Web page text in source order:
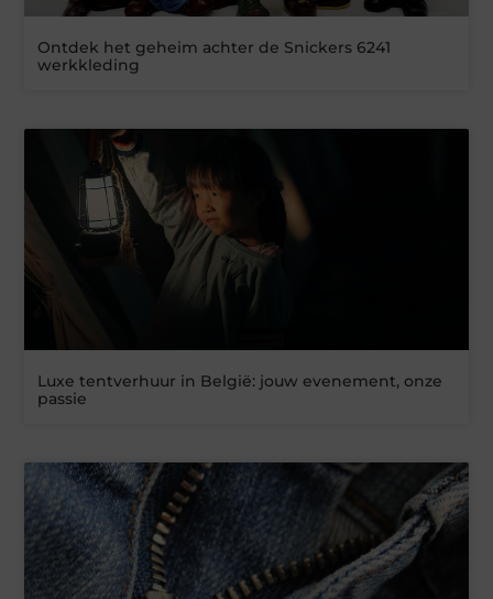
Ontdek het geheim achter de Snickers 6241
werkkleding
Luxe tentverhuur in België: jouw evenement, onze
passie